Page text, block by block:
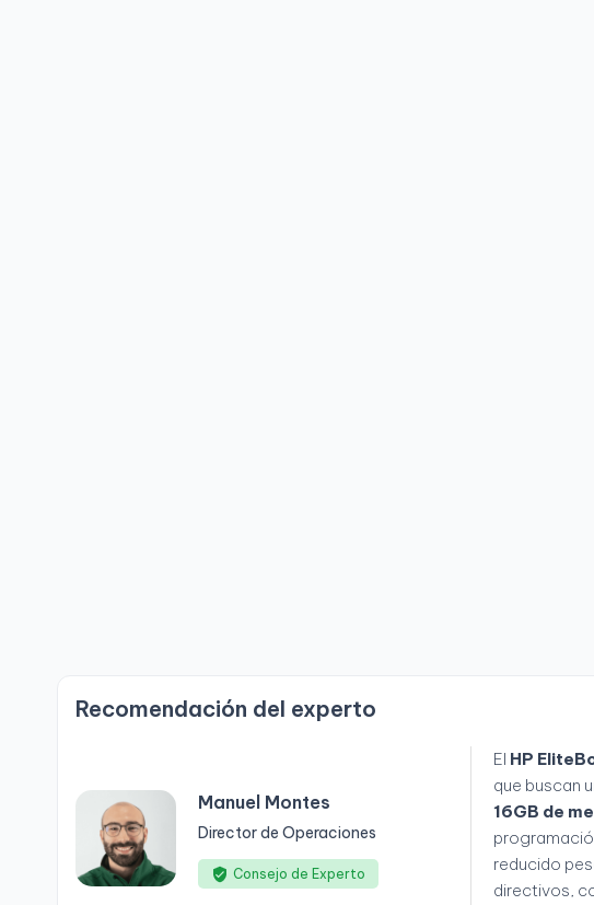
Recomendación del experto
Manuel Montes
Director de Operaciones
Consejo de Experto
El HP
que buscan
16GB de
reducido
directivos,